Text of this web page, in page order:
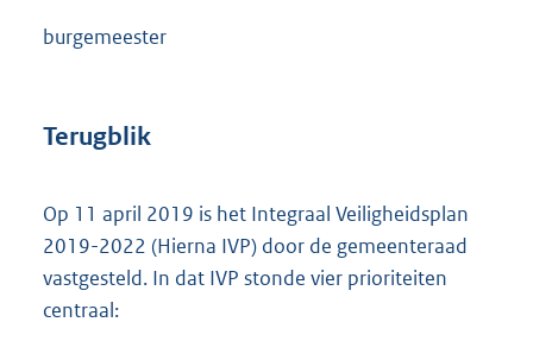
burgemeester
Terugblik
Op 11 april 2019 is het Integraal Veiligheidsplan
2019-2022 (Hierna IVP) door de gemeenteraad
vastgesteld. In dat IVP stonde vier prioriteiten
centraal: